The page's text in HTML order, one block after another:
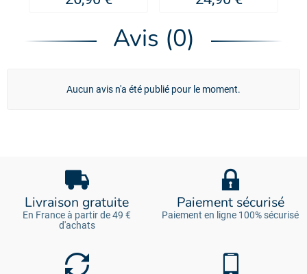
SELLIER
Avis (0)
Aucun avis n'a été publié pour le moment.
Livraison gratuite
En France à partir de 49 €
d'achats
Paiement sécurisé
Paiement en ligne 100% sécurisé